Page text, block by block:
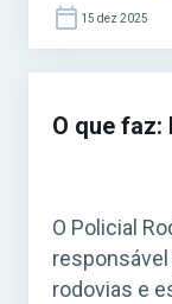
15 dez 2025
O que
O Policial
rodovias e